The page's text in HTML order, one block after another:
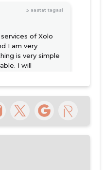
3 aastat tagasi
of Xolo
I am very
is very simple
I will